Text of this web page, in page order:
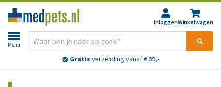
InloggenWinkelwagen
Menu
Gratis verzending vanaf € 69,-